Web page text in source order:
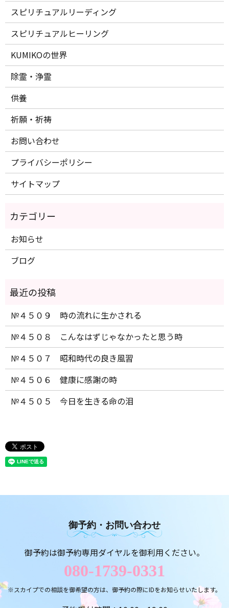
スピリチュアルリーディング
スピリチュアルヒーリング
KUMIKOの世界
除霊・浄霊
供養
祈願・祈祷
お問い合わせ
プライバシーポリシー
サイトマップ
お知らせ
ブログ
№４５０９ 時の流れに生かされる
№４５０８ こんなはずじゃなかったと思う時
№４５０７ 昭和時代の良き風習
№４５０６ 健康に感謝の時
№４５０５ 今日を生きる命の泪
御予約・お問い合わせ
御予約は御予約専用ダイヤルを御利用ください。
080-1739-0331
※スカイプでの相談を御希望の方は、御予約の際にIDをお知らせいたします。